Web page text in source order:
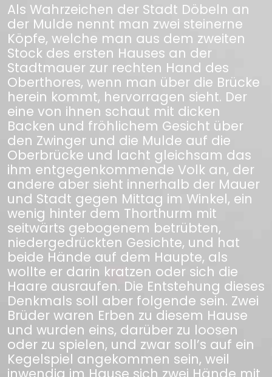
Als Wahrzeichen der Stadt Döbeln an
der Mulde nennt man zwei steinerne
Köpfe, welche man aus dem zweiten
Stock des ersten Hauses an der
Stadtmauer zur rechten Hand des
Oberthores, wenn man über die Brücke
herein kommt, hervorragen sieht. Der
eine von ihnen schaut mit dicken
Backen und fröhlichem Gesicht über
den Zwinger und die Mulde auf die
Oberbrücke und lacht gleichsam das
ihm entgegenkommende Volk an, der
andere aber sieht innerhalb der Mauer
und Stadt gegen Mittag im Winkel, ein
wenig hinter dem Thorthurm mit
seitwärts gebogenem betrübten,
niedergedrückten Gesichte, und hat
beide Hände auf dem Haupte, als
wollte er darin kratzen oder sich die
Haare ausraufen. Die Entstehung dieses
Denkmals soll aber folgende sein. Zwei
Brüder waren Erben zu diesem Hause
und wurden eins, darüber zu loosen
oder zu spielen, und zwar soll’s auf ein
Kegelspiel angekommen sein, weil